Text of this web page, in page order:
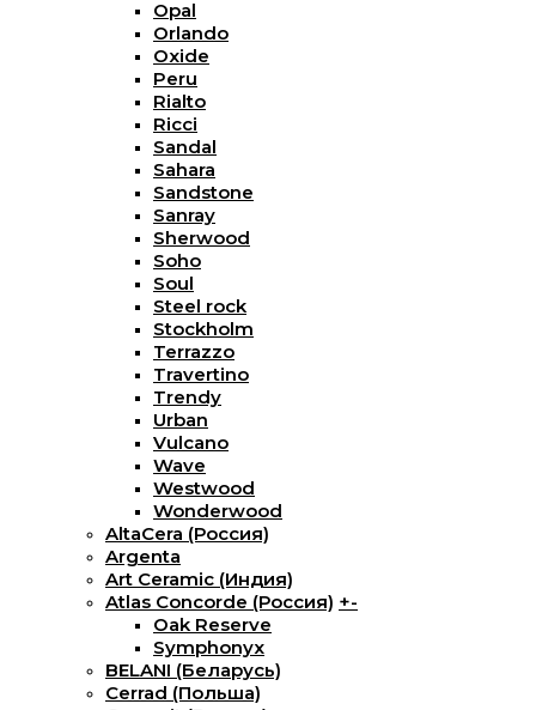
Opal
Orlando
Oxide
Peru
Rialto
Ricci
Sandal
Sahara
Sandstone
Sanray
Sherwood
Soho
Soul
Steel rock
Stockholm
Terrazzo
Travertino
Trendy
Urban
Vulcano
Wave
Westwood
Wonderwood
AltaCera (Россия)
Argenta
Art Ceramic (Индия)
Atlas Concorde (Россия) +-
Oak Reserve
Symphonyx
BELANI (Беларусь)
Cerrad (Польша)